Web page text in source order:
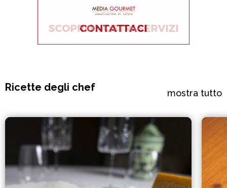
Ricette degli chef mostra tutto